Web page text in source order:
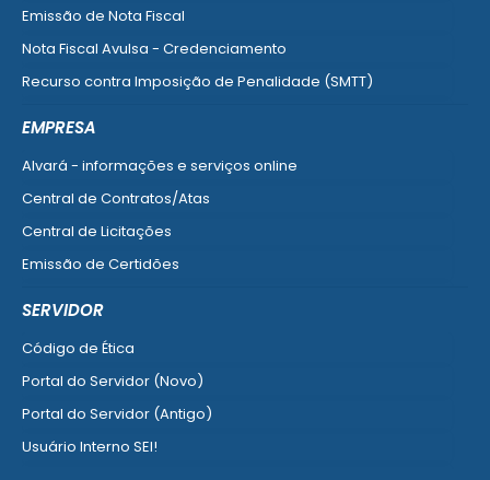
Emissão de Nota Fiscal
Nota Fiscal Avulsa - Credenciamento
Recurso contra Imposição de Penalidade (SMTT)
EMPRESA
Alvará - informações e serviços online
Central de Contratos/Atas
Central de Licitações
Emissão de Certidões
SERVIDOR
Código de Ética
Portal do Servidor (Novo)
Portal do Servidor (Antigo)
Usuário Interno SEI!